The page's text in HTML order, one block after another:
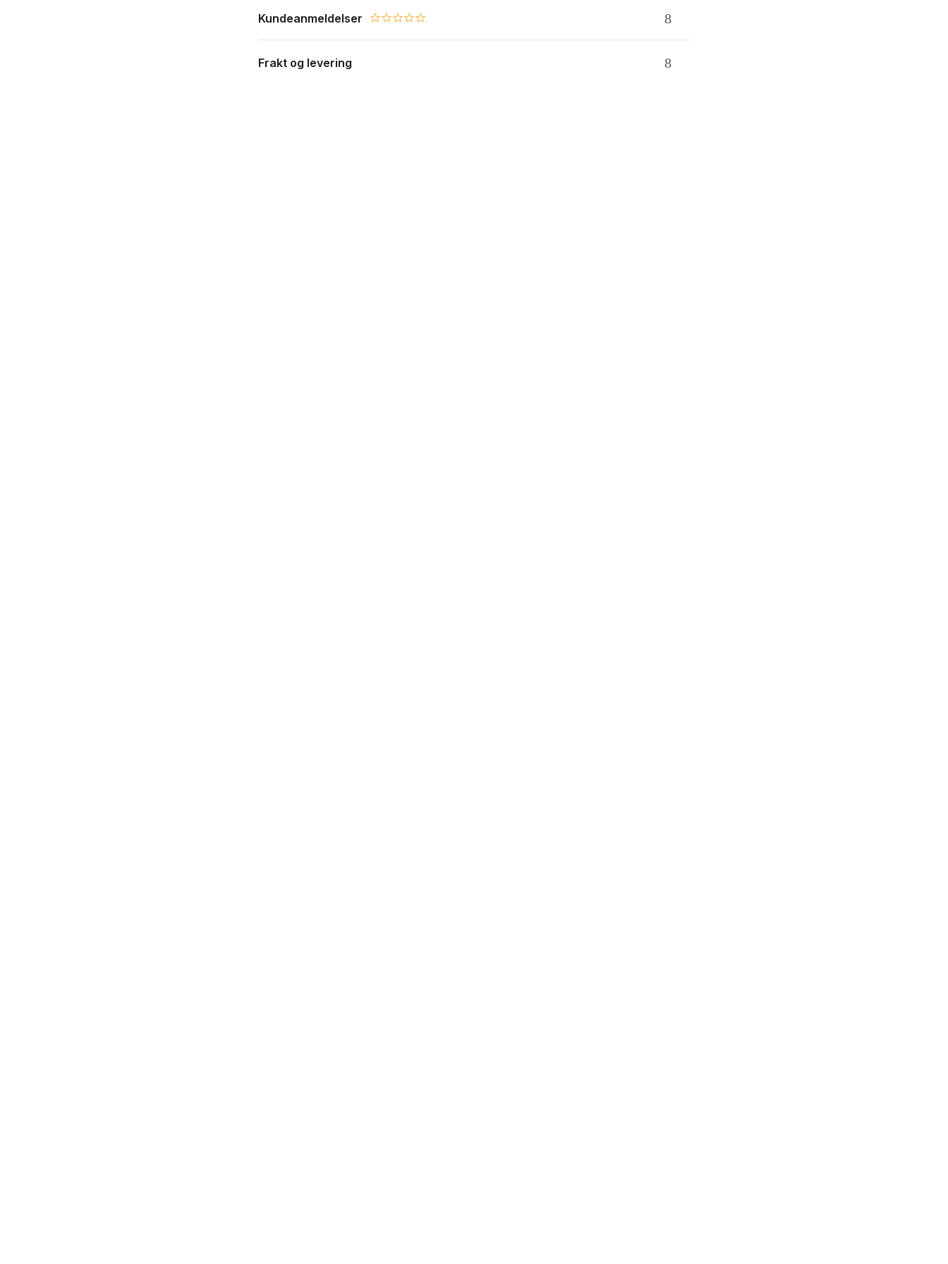
Kundeanmeldelser 0.0 star rating
Frakt og levering